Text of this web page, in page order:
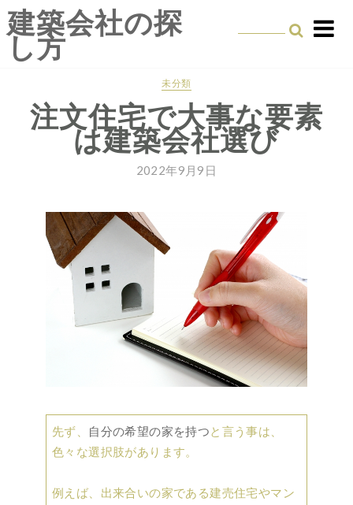
Skip
to
content
建築会社の探
し方
未分類
注文住宅で大事な要素
は建築会社選び
2022年9月9日
先ず、 自分の希望の家を持つと言う事は、
色々な選択肢があります。
例えば、出来合いの家である建売住宅やマン